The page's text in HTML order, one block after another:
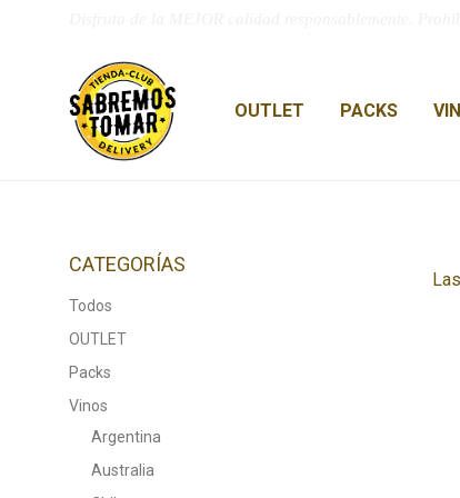
OUTLET PACKS
CATEGORÍAS
Todos
OUTLET
Packs
Vinos
Argentina
Australia